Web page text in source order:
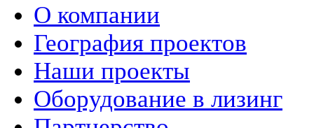
О компании
География проектов
Наши проекты
Оборудование в лизинг